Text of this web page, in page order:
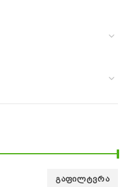
ᲒᲐᲤᲘᲚᲢᲕᲠᲐ